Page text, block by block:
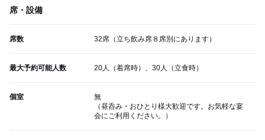
席・設備
席数 32席（立ち飲み席８席別にあります）
最大予約可能人数 20人（着席時）、30人（立食時）
個室
無
（昼呑み・おひとり様大歓迎です。お気軽な宴
会にご利用ください。）